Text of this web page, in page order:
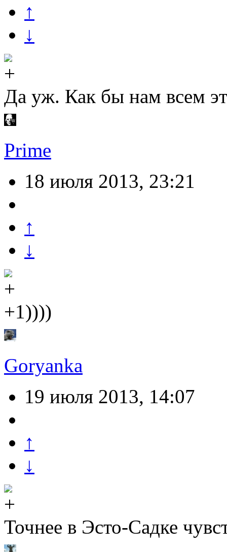
↑
↓
Да уж. Как бы нам всем
Prime
18 июля 2013, 23:21
↑
↓
+1))))
Goryanka
19 июля 2013, 14:07
↑
↓
Точнее в Эсто-Садке